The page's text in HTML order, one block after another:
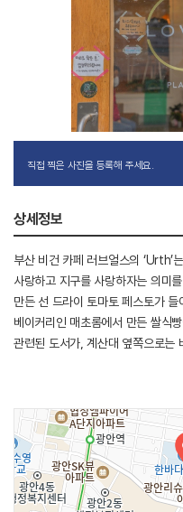
직접 찍은 사진을 등록해 주세요.
상세정보
부산 비건 카페 러브얼스의
사랑하고 지구를 사랑하자는 의미
만든 선 드라이 토마토 페스토가
베이커리인 매초롬에서 만든 쌀식
관련된 도서가, 계산대 옆쪽으로는
메시지를 담은 책갈피가 비치되
제공한다. 직접 용기를 가져올 경